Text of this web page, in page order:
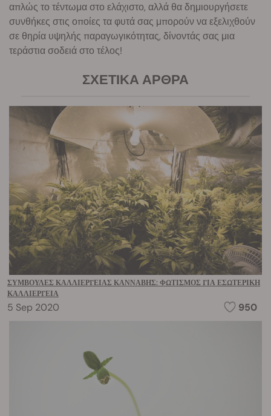
απλώς το τέντωμα στο ελάχιστο, αλλά θα δημιουργήσετε
συνθήκες στις οποίες τα φυτά σας μπορούν να εξελιχθούν
σε θηρία υψηλής παραγωγικότητας, δίνοντάς σας μια
τεράστια σοδειά στο τέλος!
ΣΧΕΤΙΚΆ ΆΡΘΡΑ
ΣΥΜΒΟΥΛΈΣ ΚΑΛΛΙΈΡΓΕΙΑΣ ΚΆΝΝΑΒΗΣ: ΦΩΤΙΣΜΌΣ ΓΙΑ ΕΣΩΤΕΡΙΚΉ
ΚΑΛΛΙΈΡΓΕΙΑ
5 Sep 2020 950